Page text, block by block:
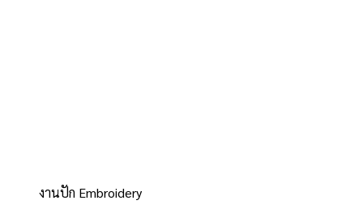
งานปัก Embroidery